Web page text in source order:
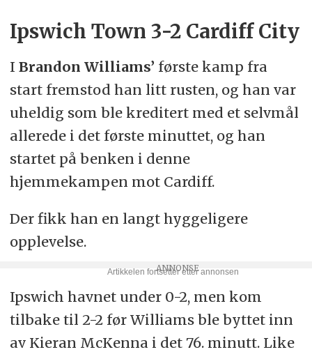
Ipswich Town 3-2 Cardiff City
I Brandon Williams’ første kamp fra
start fremstod han litt rusten, og han var
uheldig som ble kreditert med et selvmål
allerede i det første minuttet, og han
startet på benken i denne
hjemmekampen mot Cardiff.
Der fikk han en langt hyggeligere
opplevelse.
Ipswich havnet under 0-2, men kom
tilbake til 2-2 før Williams ble byttet inn
av Kieran McKenna i det 76. minutt. Like